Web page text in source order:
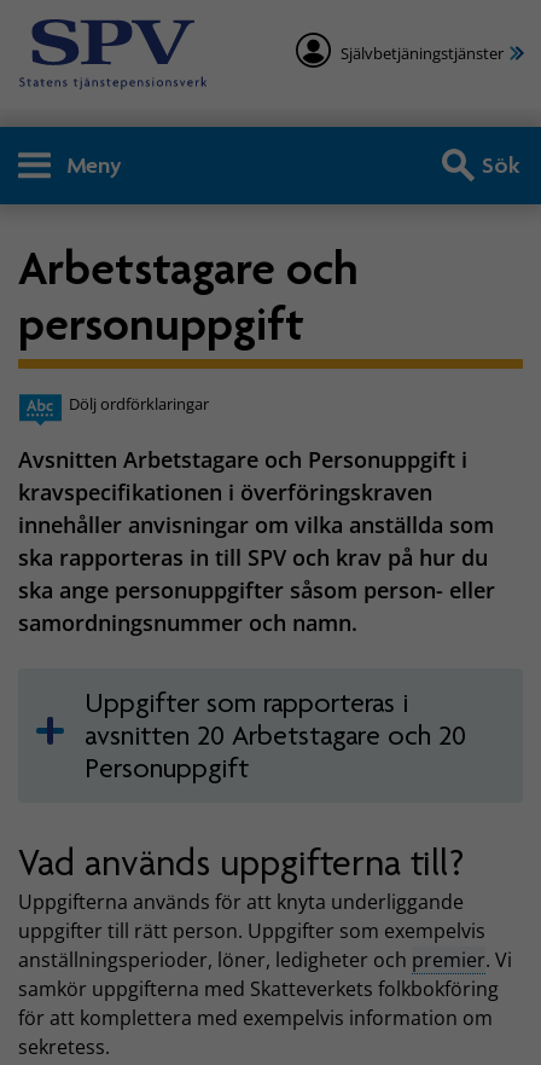
Självbetjäningstjänster
Meny Sök
Arbetstagare och
personuppgift
Dölj ordförklaringar
Avsnitten Arbetstagare och Personuppgift i
kravspecifikationen i överföringskraven
innehåller anvisningar om vilka anställda som
ska rapporteras in till SPV och krav på hur du
ska ange personuppgifter såsom person- eller
samordningsnummer och namn.
Uppgifter som rapporteras i
avsnitten 20 Arbetstagare och 20
Personuppgift
Vad används uppgifterna till?
Uppgifterna används för att knyta underliggande
uppgifter till rätt person. Uppgifter som exempelvis
anställningsperioder, löner, ledigheter och premier. Vi
samkör uppgifterna med Skatteverkets folkbokföring
för att komplettera med exempelvis information om
sekretess.